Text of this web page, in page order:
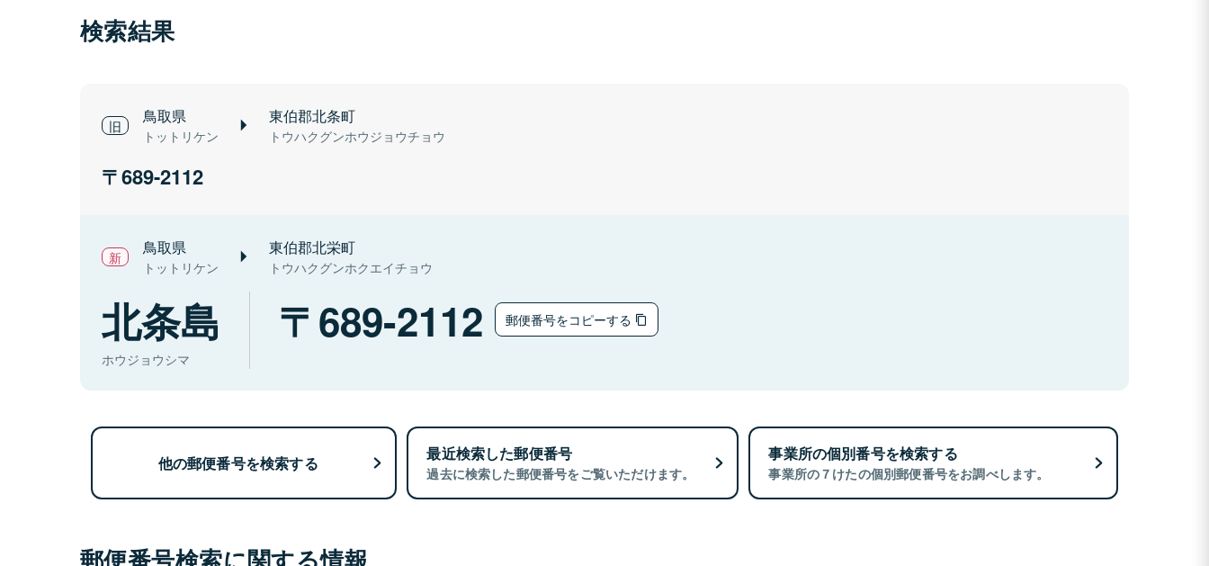
検索結果
鳥取県
トットリケン
東伯郡北条町
トウハクグンホウジョウチョウ
689-2112
鳥取県
トットリケン
東伯郡北栄町
トウハクグンホクエイチョウ
北条島
ホウジョウシマ
689-2112 郵便番号をコピーする
他の郵便番号を検索する 最近検索した郵便番号
過去に検索した郵便番号をご覧いただけます。
事業所の個別番号を検索する
事業所の７けたの個別郵便番号をお調べします。
郵便番号検索に関する情報